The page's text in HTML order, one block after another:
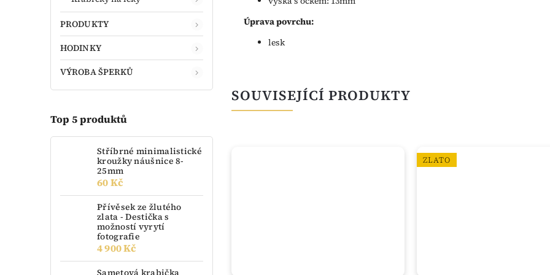
PRODUKTY
HODINKY
VÝROBA ŠPERKŮ
Top 5 produktů
Stříbrné minimalistické
kroužky náušnice 8-
25mm
60 Kč
Přívěsek ze žlutého
zlata - Destička s
možností vyrytí
fotografie
4 900 Kč
Sametová krabička
Úprava povrchu:
lesk
SOUVISEJÍCÍ PRODUKTY
ZLATO